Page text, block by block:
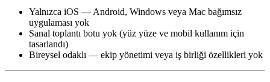
Yalnızca iOS — Android, Windows veya Mac bağımsız
uygulaması yok
Sanal toplantı botu yok (yüz yüze ve mobil kullanım için
tasarlandı)
Bireysel odaklı — ekip yönetimi veya iş birliği özellikleri yok